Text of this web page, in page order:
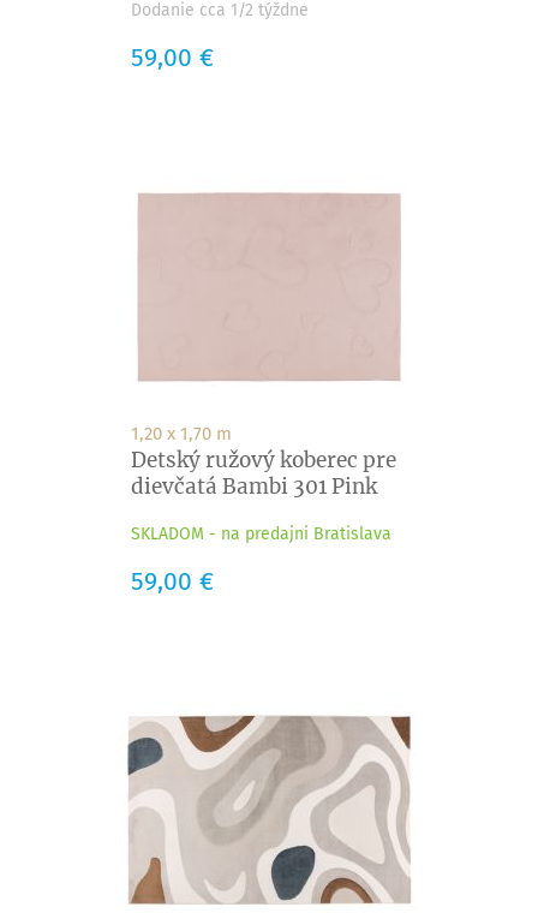
Dodanie cca 1/2 týždne
Cena
59,00 €
1,20 x 1,70 m
Detský ružový koberec pre
dievčatá Bambi 301 Pink
SKLADOM - na predajni Bratislava
Cena
59,00 €